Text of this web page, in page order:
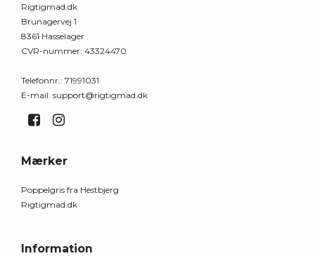
Rigtigmad.dk
Brunagervej 1
8361 Hasselager
CVR-nummer: 43324470
Telefonnr. : 71991031
E-mail: support@rigtigmad.dk
Mærker
Poppelgris fra Hestbjerg
Rigtigmad.dk
Information